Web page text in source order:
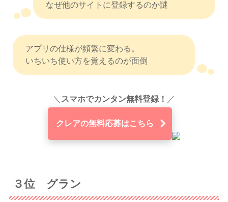
なぜ他のサイトに登録するのか謎
アプリの仕様が頻繁に変わる。
いちいち使い方を覚えるのが面倒
＼ スマホでカンタン無料登録！ ／
クレアの無料応募はこちら
３位 グラン